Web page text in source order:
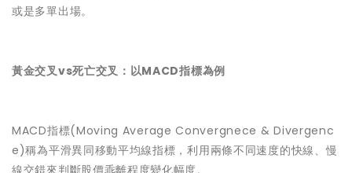
或是多單出場。
黃金交叉vs死亡交叉：以MACD指標為例
MACD指標(Moving Average Convergnece & Divergenc
e)稱為平滑異同移動平均線指標，利用兩條不同速度的快線、慢
線交錯來判斷股價乖離程度變化幅度。